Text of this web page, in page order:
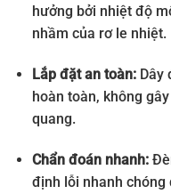
LT4760M7A
Rơ le
LT4730BA Rơ le
LT4760BA
hưởng bởi nhiệt độ
nhầm của rơ le nhiệt.
Lắp đặt an toàn:Dây
hoàn toàn, không
quang.
Chẩn đoán nhanh:
định lỗi nhanh chóng